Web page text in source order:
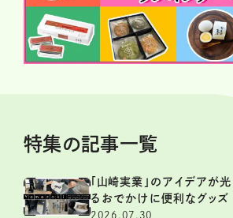
特集の記事一覧
「山崎実業」のアイデアが
るおでかけに便利なグッズ
2026.07.30